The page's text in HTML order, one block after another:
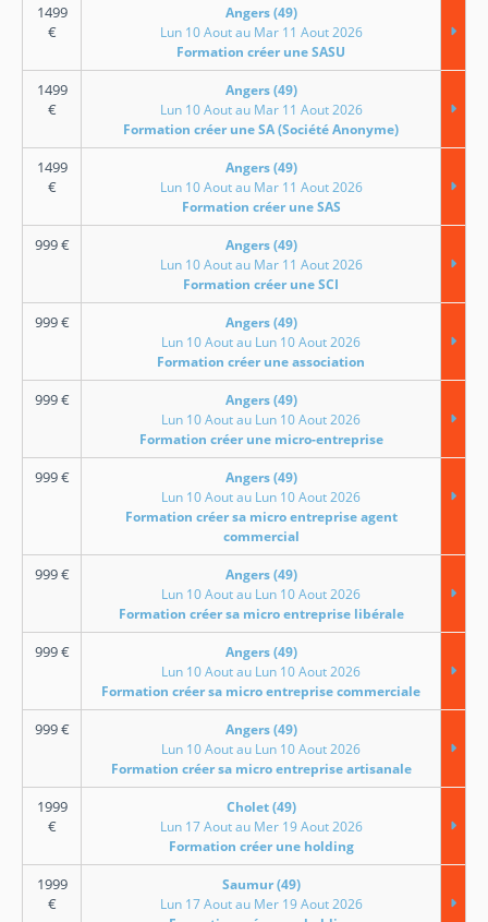
1499
€
Angers (49)
Lun 10 Aout au Mar 11 Aout 2026
Formation créer une SASU
1499
€
Angers (49)
Lun 10 Aout au Mar 11 Aout 2026
Formation créer une SA (Société Anonyme)
1499
€
Angers (49)
Lun 10 Aout au Mar 11 Aout 2026
Formation créer une SAS
999€
Angers (49)
Lun 10 Aout au Mar 11 Aout 2026
Formation créer une SCI
999€
Angers (49)
Lun 10 Aout au Lun 10 Aout 2026
Formation créer une association
999€
Angers (49)
Lun 10 Aout au Lun 10 Aout 2026
Formation créer une micro-entreprise
999€
Angers (49)
Lun 10 Aout au Lun 10 Aout 2026
Formation créer sa micro entreprise agent
commercial
999€
Angers (49)
Lun 10 Aout au Lun 10 Aout 2026
Formation créer sa micro entreprise libérale
999€
Angers (49)
Lun 10 Aout au Lun 10 Aout 2026
Formation créer sa micro entreprise commerciale
999€
Angers (49)
Lun 10 Aout au Lun 10 Aout 2026
Formation créer sa micro entreprise artisanale
1999
€
Cholet (49)
Lun 17 Aout au Mer 19 Aout 2026
Formation créer une holding
1999
€
Saumur (49)
Lun 17 Aout au Mer 19 Aout 2026